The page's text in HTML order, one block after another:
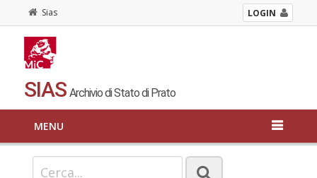
Sias LOGIN
SIAS Archivio di Stato di Prato
MENU